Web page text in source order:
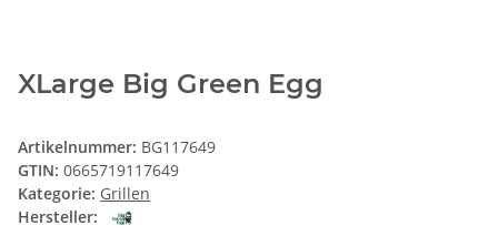
XLarge Big Green Egg
Artikelnummer: BG117649
GTIN: 0665719117649
Kategorie: Grillen
Hersteller: